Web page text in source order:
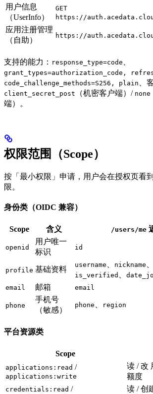
用户信息
（UserInfo）
GET
https://
应用注册管理
（自助）
https://
支持的能力： response_type=code
grant_types=authorization_code,
code_challenge_methods=S256, plain 、
client_secret_post （机密客户端）/ none
端）。
权限范围（Scope）
按「最小权限」申请，用户会在授权页看
限。
身份类（OIDC 兼容）
Scope 含义 /users/me
openid
用户唯一
标识
id
profile 基础资料
username nickname
is_verified
email
邮箱 email
phone
手机号
（敏感）
phone region
平台资源类
Scope
applications:read /
applications:write
读 / 改
额度
credentials:read /
读 / 创